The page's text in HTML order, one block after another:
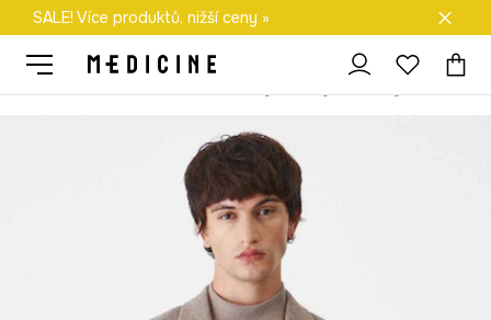
Doprava zdarma při nákupu nad 1 200 Kč
SALE! Více produktů, nižší ceny »